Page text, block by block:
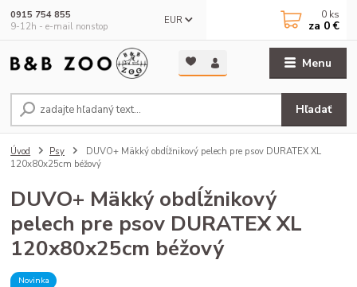
Menu
EUR
Hľadať
0915 754 855
9-12h - e-mail nonstop
0 ks
za 0 €
Úvod Psy
DUVO+ Mäkký obdĺžnikový pelech pre psov DURATEX XL
120x80x25cm béžový
DUVO+ Mäkký obdĺžnikový
pelech pre psov DURATEX XL
120x80x25cm béžový
Novinka